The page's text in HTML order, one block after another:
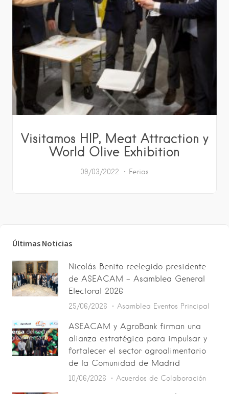
Visitamos HIP, Meat Attraction y
World Olive Exhibition
09/03/2022 Ferias
Últimas Noticias
Nicolás Benito reelegido presidente
de ASEACAM – Asamblea General
Electoral 2026
25/06/2026 Asamblea Eventos Principal
ASEACAM y AgroBank firman una
alianza estratégica para impulsar y
fortalecer el sector agroalimentario
de la Comunidad de Madrid
10/06/2026 Acuerdos de Colaboración